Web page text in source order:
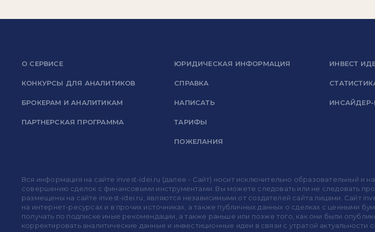
О СЕРВИСЕ
КОНКУРСЫ ДЛЯ АНАЛИТИКОВ
БРОКЕРАМ И АНАЛИТИКАМ
ПАРТНЕРСКАЯ ПРОГРАММА
ЮРИДИЧЕСКАЯ ИНФОРМАЦИЯ
СПРАВКА
НАПИСАТЬ
ТАРИФЫ
ПОЖЕЛАНИЯ
ИНВЕСТ
Вся информация на сайте invest-idei.ru (далее - Сайт) носит исключительно образовательный и
совершению сделок с финансовыми инструментами. Вы можете следовать или не следовать
размещены на сайте invest-idei.ru, являются независимыми от создателей сайта лицами. Сайт
на интернет-ресурсах и в прочих источниках, а также публичных данных о сделках с ценными
получать по подписке иные рекомендации, а также раньше или позже того, как они были
корректировать аналитические данные и инвестиционные идеи в связи с утратой